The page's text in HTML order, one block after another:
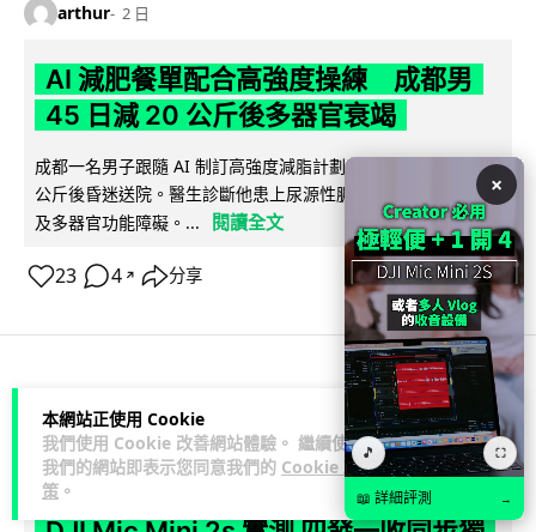
本網站正使用 Cookie
我們使用 Cookie 改善網站體驗。 繼續使用
我們的網站即表示您同意我們的 Cookie 政
策 。
arthur 2 日
AI 減肥餐單配合高強度操練 成都男
45 日減 20 公斤後多器官衰竭
成都一名男子跟隨 AI 制訂高強度減脂計劃，45 日內減去約 20
公斤後昏迷送院。醫生診斷他患上尿源性膿毒症、膿毒性休克
及多器官功能障礙。...
閱讀全文
23 4 ↗ 分享
Vin 2 日
×
🎵 ⛶
📖 詳細評測 →